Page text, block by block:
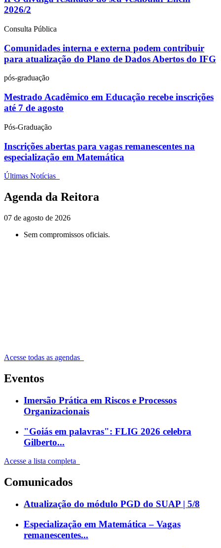
2026/2
Consulta Pública
Comunidades interna e externa podem contribuir
para atualização do Plano de Dados Abertos do IFG
pós-graduação
Mestrado Acadêmico em Educação recebe inscrições
até 7 de agosto
Pós-Graduação
Inscrições abertas para vagas remanescentes na
especialização em Matemática
Últimas Notícias
Agenda da Reitora
07 de agosto de 2026
Sem compromissos oficiais.
Acesse todas as agendas
Eventos
Imersão Prática em Riscos e Processos
Organizacionais
"Goiás em palavras": FLIG 2026 celebra
Gilberto...
Acesse a lista completa
Comunicados
Atualização do módulo PGD do SUAP | 5/8
Especialização em Matemática – Vagas
remanescentes...